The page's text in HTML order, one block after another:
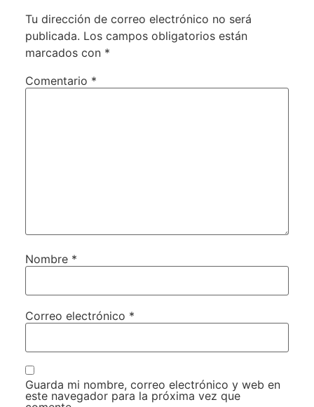
Tu dirección de correo electrónico no será
publicada. Los campos obligatorios están
marcados con *
Comentario *
Nombre *
Correo electrónico *
Guarda mi nombre, correo electrónico y web en
este navegador para la próxima vez que